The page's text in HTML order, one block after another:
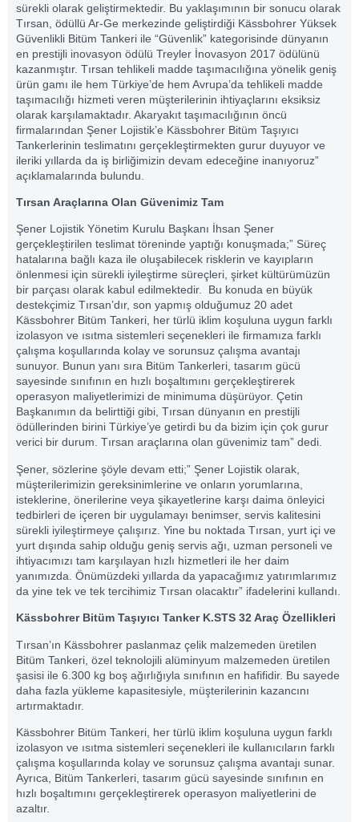
sürekli olarak geliştirmektedir. Bu yaklaşımının bir sonucu olarak
Tırsan, ödüllü Ar-Ge merkezinde geliştirdiği Kässbohrer Yüksek
Güvenlikli Bitüm Tankeri ile “Güvenlik” kategorisinde dünyanın
en prestijli inovasyon ödülü Treyler İnovasyon 2017 ödülünü
kazanmıştır. Tırsan tehlikeli madde taşımacılığına yönelik geniş
ürün gamı ile hem Türkiye’de hem Avrupa’da tehlikeli madde
taşımacılığı hizmeti veren müşterilerinin ihtiyaçlarını eksiksiz
olarak karşılamaktadır. Akaryakıt taşımacılığının öncü
firmalarından Şener Lojistik’e Kässbohrer Bitüm Taşıyıcı
Tankerlerinin teslimatını gerçekleştirmekten gurur duyuyor ve
ileriki yıllarda da iş birliğimizin devam edeceğine inanıyoruz”
açıklamalarında bulundu.
Tırsan Araçlarına Olan Güvenimiz Tam
Şener Lojistik Yönetim Kurulu Başkanı İhsan Şener
gerçekleştirilen teslimat töreninde yaptığı konuşmada;” Süreç
hatalarına bağlı kaza ile oluşabilecek risklerin ve kayıpların
önlenmesi için sürekli iyileştirme süreçleri, şirket kültürümüzün
bir parçası olarak kabul edilmektedir. Bu konuda en büyük
destekçimiz Tırsan’dır, son yapmış olduğumuz 20 adet
Kässbohrer Bitüm Tankeri, her türlü iklim koşuluna uygun farklı
izolasyon ve ısıtma sistemleri seçenekleri ile firmamıza farklı
çalışma koşullarında kolay ve sorunsuz çalışma avantajı
sunuyor. Bunun yanı sıra Bitüm Tankerleri, tasarım gücü
sayesinde sınıfının en hızlı boşaltımını gerçekleştirerek
operasyon maliyetlerimizi de minimuma düşürüyor. Çetin
Başkanımın da belirttiği gibi, Tırsan dünyanın en prestijli
ödüllerinden birini Türkiye’ye getirdi bu da bizim için çok gurur
verici bir durum. Tırsan araçlarına olan güvenimiz tam” dedi.
Şener, sözlerine şöyle devam etti;” Şener Lojistik olarak,
müşterilerimizin gereksinimlerine ve onların yorumlarına,
isteklerine, önerilerine veya şikayetlerine karşı daima önleyici
tedbirleri de içeren bir uygulamayı benimser, servis kalitesini
sürekli iyileştirmeye çalışırız. Yine bu noktada Tırsan, yurt içi ve
yurt dışında sahip olduğu geniş servis ağı, uzman personeli ve
ihtiyacımızı tam karşılayan hızlı hizmetleri ile her daim
yanımızda. Önümüzdeki yıllarda da yapacağımız yatırımlarımız
da yine tek ve tek tercihimiz Tırsan olacaktır” ifadelerini kullandı.
Kässbohrer Bitüm Taşıyıcı Tanker K.STS 32 Araç Özellikleri
Tırsan’ın Kässbohrer paslanmaz çelik malzemeden üretilen
Bitüm Tankeri, özel teknolojili alüminyum malzemeden üretilen
şasisi ile 6.300 kg boş ağırlığıyla sınıfının en hafifidir. Bu sayede
daha fazla yükleme kapasitesiyle, müşterilerinin kazancını
artırmaktadır.
Kässbohrer Bitüm Tankeri, her türlü iklim koşuluna uygun farklı
izolasyon ve ısıtma sistemleri seçenekleri ile kullanıcıların farklı
çalışma koşullarında kolay ve sorunsuz çalışma avantajı sunar.
Ayrıca, Bitüm Tankerleri, tasarım gücü sayesinde sınıfının en
hızlı boşaltımını gerçekleştirerek operasyon maliyetlerini de
azaltır.